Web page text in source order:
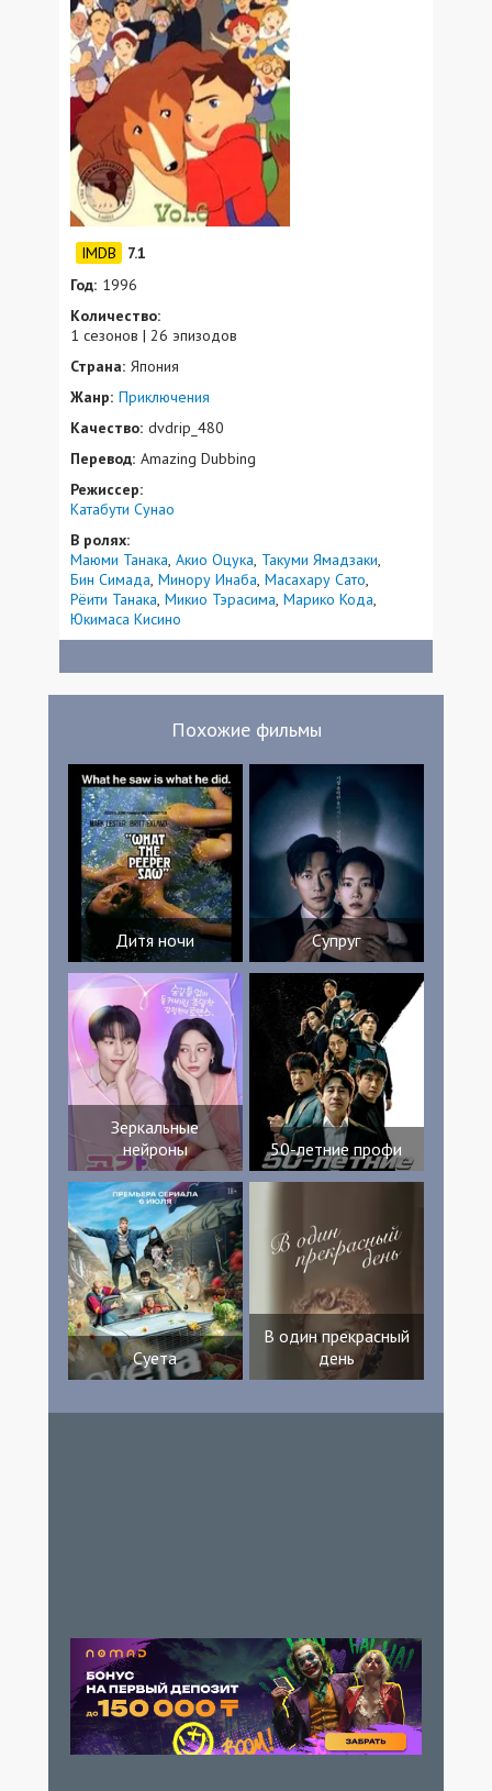
7.1
Год: 1996
Количество:
1 сезонов | 26 эпизодов
Страна: Япония
Жанр: Приключения
Качество: dvdrip_480
Перевод: Amazing Dubbing
Режиссер:
Катабути Сунао
В ролях:
Маюми Танака Акио Оцука Такуми Ямадзаки
Бин Симада Минору Инаба Масахару Сато
Рёити Танака Микио Тэрасима Марико Кода
Юкимаса Кисино
Похожие фильмы
Дитя ночи Супруг
Зеркальные
нейроны
50-летние профи
Суета
В один прекрасный
день